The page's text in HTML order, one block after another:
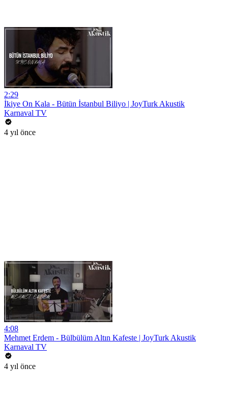
2:29
İkiye On Kala - Bütün İstanbul Biliyo | JoyTurk Akustik
Karnaval TV
4 yıl önce
4:08
Mehmet Erdem - Bülbülüm Altın Kafeste | JoyTurk Akustik
Karnaval TV
4 yıl önce